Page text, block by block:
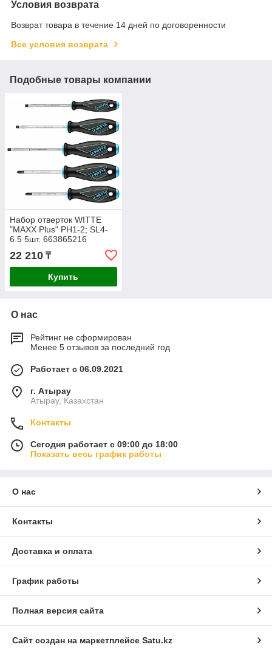
Условия возврата
Возврат товара в течение 14 дней по договоренности
Все условия возврата
Подобные товары компании
Набор отверток WITTE
"MAXX Plus" PH1-2; SL4-
6.5 5шт. 663865216
22 210 ₸
Купить
О нас
Рейтинг не сформирован
Менее 5 отзывов за последний год
Работает с 06.09.2021
г. Атырау
Атырау, Казахстан
Контакты
Сегодня работает с 09:00 до 18:00
Показать весь график работы
О нас
Контакты
Доставка и оплата
График работы
Полная версия сайта
Сайт создан на маркетплейсе Satu.kz